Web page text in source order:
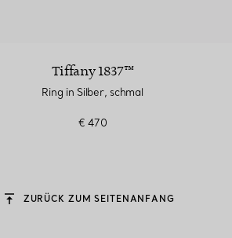
Tiffany 1837™
Ring in Silber, schmal
€ 470
ZURÜCK ZUM SEITENANFANG